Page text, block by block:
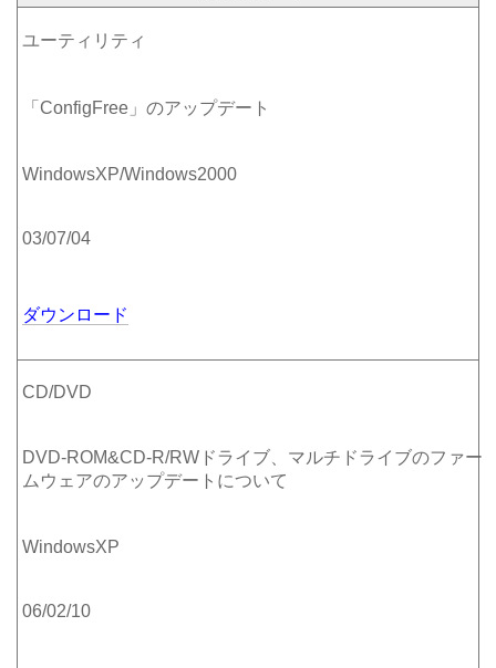
ユーティリティ
「ConfigFree」のアップデート
WindowsXP/Windows2000
03/07/04
ダウンロード
CD/DVD
DVD-ROM&CD-R/RWドライブ、マルチドライブのファー
ムウェアのアップデートについて
WindowsXP
06/02/10